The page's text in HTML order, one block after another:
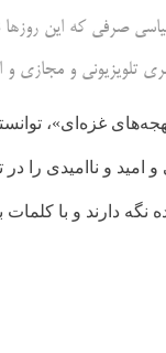
صرفی که این روزها
تلویزیونی و مجازی و
غزه‌ای»،
امید و ناامیدی را
نگه دارند و با کلمات